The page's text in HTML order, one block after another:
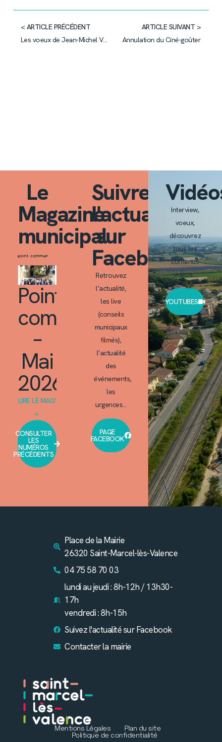
< ARTICLE PRÉCÉDENT
Les voeux de Jean-Michel Valla, Maire de Saint-Marcel-lès-Valece
ARTICLE SUIVANT >
Annulation du Ciné-goûter
Le
Magazine
municipal
Point
commun
–
Mai
2026
LIRE LE MAG'
»
CONSULTER
LES
NUMÉROS
PRÉCÉDENTS
Suivre
l'actualité
sur
Facebook
Retrouvez
l’actualité,
les live
(conseils
municipaux
filmés),
l’actualité
des
événements,
les
urgences…
PAGE
FACEBOOK
Interview,
voeux,
découvrez
tous les
contenus
vidéos…
YOUTUBES
Mentions Légales Plan du site
Politique de confidentialité
Place de la Mairie
26320 Saint-Marcel-lès-Valence
04 75 58 70 03
lundi au jeudi : 8h-12h / 13h30-
17h
vendredi : 8h-15h
Suivez l'actualité sur Facebook
Contacter la mairie